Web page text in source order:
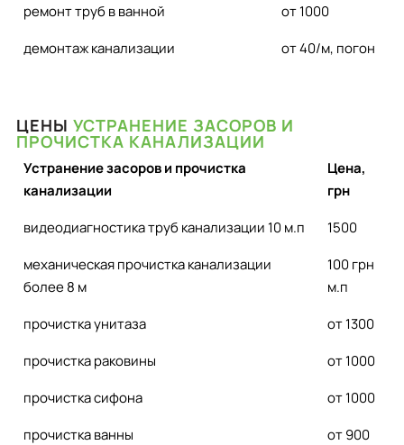
ремонт труб в ванной
от 1000
демонтаж канализации
от 40/м, погон
ЦЕНЫ УСТРАНЕНИЕ ЗАСОРОВ И
ПРОЧИСТКА КАНАЛИЗАЦИИ
Устранение засоров и прочистка
канализации
Цена,
грн
видеодиагностика труб канализации 10 м.п
1500
механическая прочистка канализации
более 8 м
100 грн
м.п
прочистка унитаза
от 1300
прочистка раковины
от 1000
прочистка сифона
от 1000
прочистка ванны
от 900